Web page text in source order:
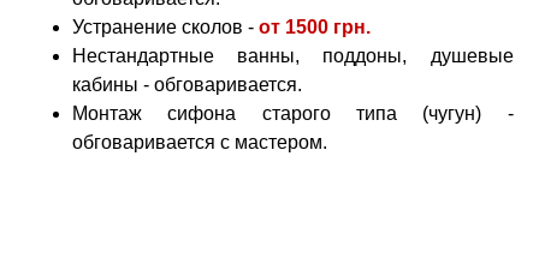
Устранение сколов - от 1500 грн.
Нестандартные ванны, поддоны, душевые
кабины - обговаривается.
Монтаж сифона старого типа (чугун) -
обговаривается с мастером.